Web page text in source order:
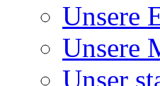
Unsere
Unsere
Unser